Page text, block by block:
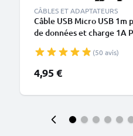
CÂBLES ET ADAPTATEURS
Câble USB Micro USB
de données et charge 1A
(50 avis)
4,95 €